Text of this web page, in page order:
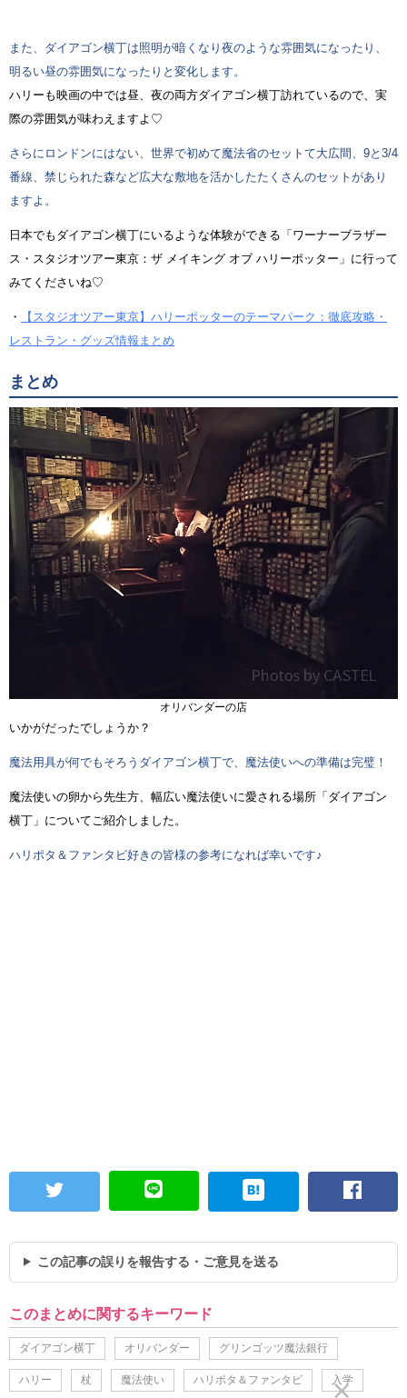
また、ダイアゴン横丁は照明が暗くなり夜のような雰囲気になったり、
明るい昼の雰囲気になったりと変化します。
ハリーも映画の中では昼、夜の両方ダイアゴン横丁訪れているので、実
際の雰囲気が味わえますよ♡
さらにロンドンにはない、世界で初めて魔法省のセットて大広間、9と3/4
番線、禁じられた森など広大な敷地を活かしたたくさんのセットがあり
ますよ。
日本でもダイアゴン横丁にいるような体験ができる「ワーナーブラザー
ス・スタジオツアー東京：ザ メイキング オブ ハリーポッター」に行って
みてくださいね♡
・
【スタジオツアー東京】ハリーポッターのテーマパーク：徹底攻略・
レストラン・グッズ情報まとめ
まとめ
オリバンダーの店
いかがだったでしょうか？
魔法用具が何でもそろうダイアゴン横丁で、魔法使いへの準備は完璧！
魔法使いの卵から先生方、幅広い魔法使いに愛される場所「ダイアゴン
横丁」についてご紹介しました。
ハリポタ＆ファンタビ好きの皆様の参考になれば幸いです♪
この記事の誤りを報告する・ご意見を送る
このまとめに関するキーワード
ダイアゴン横丁 オリバンダー グリンゴッツ魔法銀行
ハリー 杖 魔法使い ハリポタ＆ファンタビ 入学